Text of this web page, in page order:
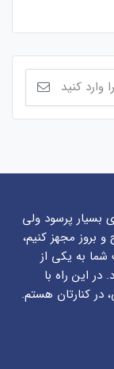
بسیار پرسود ولی
مجهز کنیم،
شما به یکی از
این راه با
در کنارتان هستم.